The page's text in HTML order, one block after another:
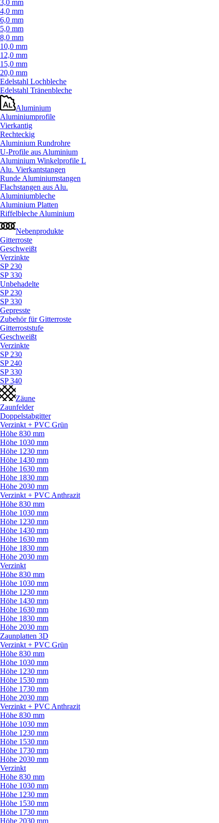
3,0 mm
4,0 mm
6,0 mm
5,0 mm
8,0 mm
10,0 mm
12,0 mm
15,0 mm
20,0 mm
Edelstahl Lochbleche
Edelstahl Tränenbleche
Aluminium
Aluminiumprofile
Vierkantig
Rechteckig
Aluminium Rundrohre
U-Profile aus Aluminium
Aluminium Winkelprofile L
Alu. Vierkantstangen
Runde Aluminiumstangen
Flachstangen aus Alu.
Aluminiumbleche
Aluminium Platten
Riffelbleche Aluminium
Nebenprodukte
Gitterroste
Geschweißt
Verzinkte
SP 230
SP 330
Unbehadelte
SP 230
SP 330
Gepresste
Zubehör für Gitterroste
Gitterroststufe
Geschweißt
Verzinkte
SP 230
SP 240
SP 330
SP 340
Zäune
Zaunfelder
Doppelstabgitter
Verzinkt + PVC Grün
Höhe 830 mm
Höhe 1030 mm
Höhe 1230 mm
Höhe 1430 mm
Höhe 1630 mm
Höhe 1830 mm
Höhe 2030 mm
Verzinkt + PVC Anthrazit
Höhe 830 mm
Höhe 1030 mm
Höhe 1230 mm
Höhe 1430 mm
Höhe 1630 mm
Höhe 1830 mm
Höhe 2030 mm
Verzinkt
Höhe 830 mm
Höhe 1030 mm
Höhe 1230 mm
Höhe 1430 mm
Höhe 1630 mm
Höhe 1830 mm
Höhe 2030 mm
Zaunplatten 3D
Verzinkt + PVC Grün
Höhe 830 mm
Höhe 1030 mm
Höhe 1230 mm
Höhe 1530 mm
Höhe 1730 mm
Höhe 2030 mm
Verzinkt + PVC Anthrazit
Höhe 830 mm
Höhe 1030 mm
Höhe 1230 mm
Höhe 1530 mm
Höhe 1730 mm
Höhe 2030 mm
Verzinkt
Höhe 830 mm
Höhe 1030 mm
Höhe 1230 mm
Höhe 1530 mm
Höhe 1730 mm
Höhe 2030 mm